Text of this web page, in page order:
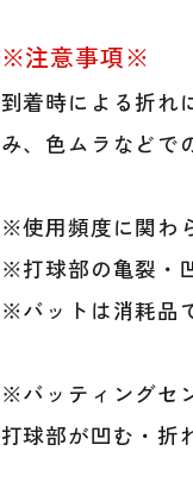
※注意事項※
到着時による折れ
み、色ムラなどで
※使用頻度に関わ
※打球部の亀裂・
※バットは消耗品
※バッティングセ
打球部が凹む・折